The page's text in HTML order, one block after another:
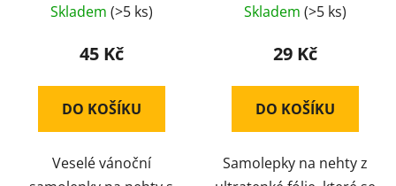
Skladem (>5 ks)
45 Kč
DO KOŠÍKU
Veselé vánoční
Skladem (>5 ks)
29 Kč
DO KOŠÍKU
Samolepky na nehty z